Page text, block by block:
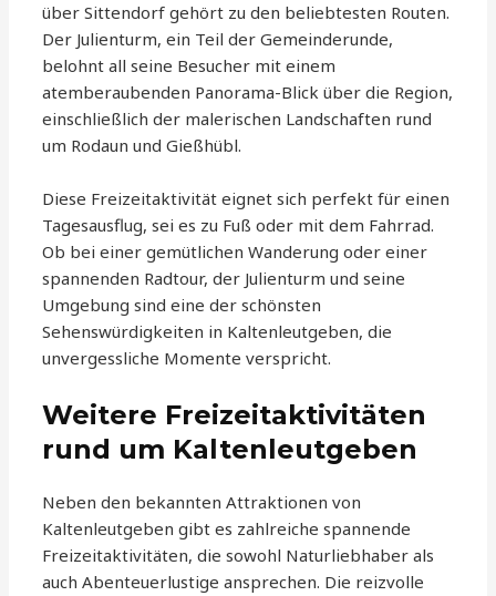
über Sittendorf gehört zu den beliebtesten Routen.
Der Julienturm, ein Teil der Gemeinderunde,
belohnt all seine Besucher mit einem
atemberaubenden Panorama-Blick über die Region,
einschließlich der malerischen Landschaften rund
um Rodaun und Gießhübl.
Diese Freizeitaktivität eignet sich perfekt für einen
Tagesausflug, sei es zu Fuß oder mit dem Fahrrad.
Ob bei einer gemütlichen Wanderung oder einer
spannenden Radtour, der Julienturm und seine
Umgebung sind eine der schönsten
Sehenswürdigkeiten in Kaltenleutgeben, die
unvergessliche Momente verspricht.
Weitere Freizeitaktivitäten
rund um Kaltenleutgeben
Neben den bekannten Attraktionen von
Kaltenleutgeben gibt es zahlreiche spannende
Freizeitaktivitäten, die sowohl Naturliebhaber als
auch Abenteuerlustige ansprechen. Die reizvolle